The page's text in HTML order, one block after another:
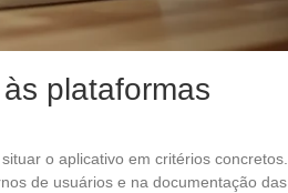
plataformas
o aplicativo em critérios concretos.
de usuários e na documentação das